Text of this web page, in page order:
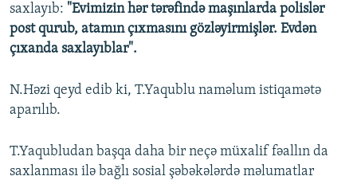
saxlayıb: "Evimizin hər tərəfində maşınlarda polislər
post qurub, atamın çıxmasını gözləyirmişlər. Evdən
çıxanda saxlayıblar".
N.Həzi qeyd edib ki, T.Yaqublu naməlum istiqamətə
aparılıb.
T.Yaqubludan başqa daha bir neçə müxalif fəallın da
saxlanması ilə bağlı sosial şəbəkələrdə məlumatlar